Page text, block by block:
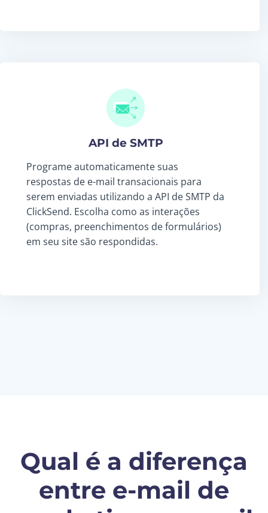
API de SMTP
Programe automaticamente suas
respostas de e-mail transacionais para
serem enviadas utilizando a API de SMTP da
ClickSend. Escolha como as interações
(compras, preenchimentos de formulários)
em seu site são respondidas.
Qual é a diferença
entre e-mail de